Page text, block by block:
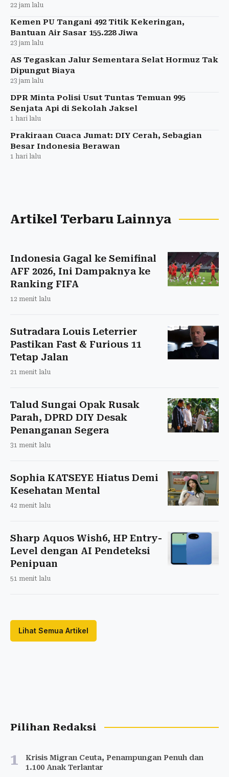
22 jam lalu
Kemen PU Tangani 492 Titik Kekeringan,
Bantuan Air Sasar 155.228 Jiwa
23 jam lalu
AS Tegaskan Jalur Sementara Selat Hormuz Tak
Dipungut Biaya
23 jam lalu
DPR Minta Polisi Usut Tuntas Temuan 995
Senjata Api di Sekolah Jaksel
1 hari lalu
Prakiraan Cuaca Jumat: DIY Cerah, Sebagian
Besar Indonesia Berawan
1 hari lalu
Artikel Terbaru Lainnya
Indonesia Gagal ke Semifinal
AFF 2026, Ini Dampaknya ke
Ranking FIFA
12 menit lalu
Sutradara Louis Leterrier
Pastikan Fast & Furious 11
Tetap Jalan
21 menit lalu
Talud Sungai Opak Rusak
Parah, DPRD DIY Desak
Penanganan Segera
31 menit lalu
Sophia KATSEYE Hiatus Demi
Kesehatan Mental
42 menit lalu
Sharp Aquos Wish6, HP Entry-
Level dengan AI Pendeteksi
Penipuan
51 menit lalu
Lihat Semua Artikel
Pilihan Redaksi
1
Krisis Migran Ceuta, Penampungan Penuh dan
1.100 Anak Terlantar